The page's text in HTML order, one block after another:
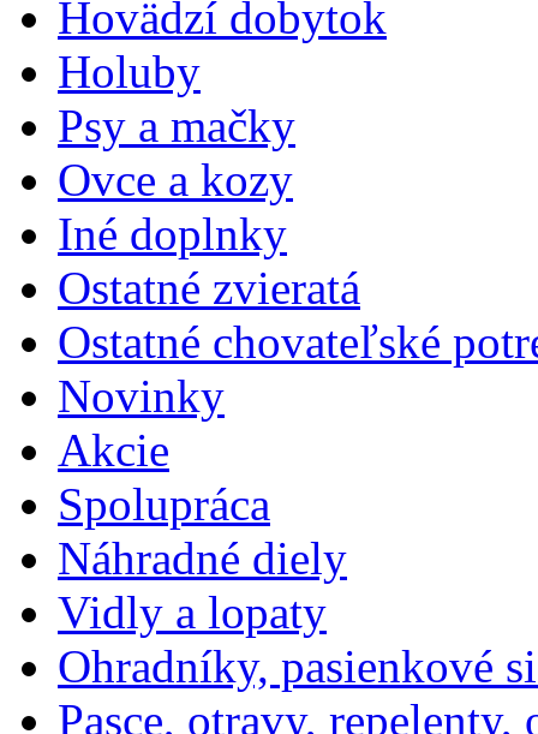
Hovädzí dobytok
Holuby
Psy a mačky
Ovce a kozy
Iné doplnky
Ostatné zvieratá
Ostatné chovateľské
Novinky
Akcie
Spolupráca
Náhradné diely
Vidly a lopaty
Ohradníky, pasienkové
Pasce, otravy, repelenty,